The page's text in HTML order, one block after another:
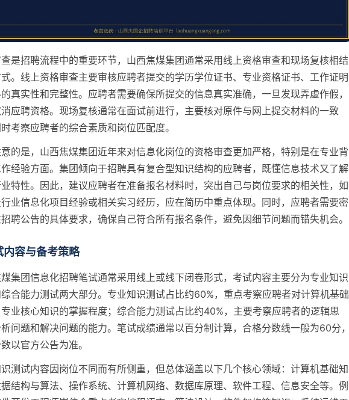
是招聘流程中的重要环节，山西焦煤集团通常采用线上资格审查和现场复核相结
。线上资格审查主要审核应聘者提交的学历学位证书、专业资格证书、工作证明
真实性和完整性。应聘者需要确保所提交的信息真实准确，一旦发现弄虚作假，
应聘资格。现场复核通常在面试前进行，主要核对原件与网上提交材料的一致
考察应聘者的综合素质和岗位匹配度。
的是，山西焦煤集团近年来对信息化岗位的资格审查更加严格，特别是在专业背
经验方面。集团倾向于招聘具有复合型知识结构的应聘者，既懂信息技术又了解
特性。因此，建议应聘者在准备报名材料时，突出自己与岗位要求的相关性，如
业信息化项目经验或相关实习经历，应在简历中重点体现。同时，应聘者需要密
聘公告的具体要求，确保自己符合所有报名条件，避免因细节问题而错失机会。
内容与备考策略
集团信息化招聘笔试通常采用线上或线下闭卷形式，考试内容主要分为专业知识
合能力测试两大部分。专业知识测试占比约60%，重点考察应聘者对计算机基础
业核心知识的掌握程度；综合能力测试占比约40%，主要考察应聘者的逻辑思
问题和解决问题的能力。笔试成绩通常以百分制计算，合格分数线一般为60分，
以官方公告为准。
测试内容因岗位不同而有所侧重，但总体涵盖以下几个核心领域：计算机基础知
结构与算法、操作系统、计算机网络、数据库原理、软件工程、信息安全等。例